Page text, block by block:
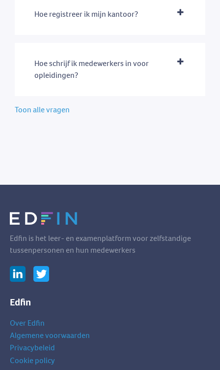
Hoe registreer ik mijn kantoor?
Hoe schrijf ik medewerkers in voor
opleidingen?
Toon alle vragen
Edfin is het leer- en examenplatform voor zelfstandige
tussenpersonen en hun medewerkers
Edfin
Over Edfin
Algemene voorwaarden
Privacybeleid
Cookie policy